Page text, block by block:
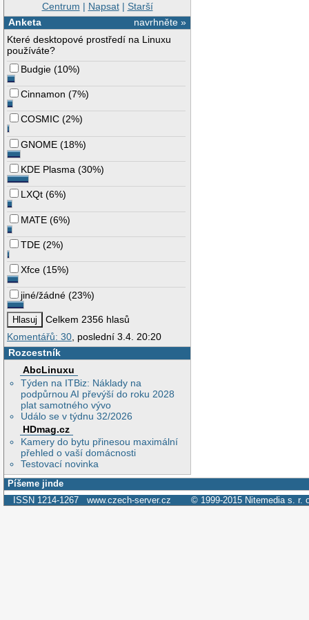
Centrum | Napsat| Starší
navrhněte »
Anketa
Které desktopové prostředí na Linuxu
používáte?
Budgie (10%)
Cinnamon (7%)
COSMIC (2%)
GNOME (18%)
KDE Plasma (30%)
LXQt (6%)
MATE (6%)
TDE (2%)
Xfce (15%)
jiné/žádné (23%)
Celkem 2356 hlasů
Komentářů: 30, poslední 3.4. 20:20
Rozcestník
AbcLinuxu
Týden na ITBiz: Náklady na
podpůrnou AI převýší do roku 2028
plat samotného vývo
Událo se v týdnu 32/2026
HDmag.cz
Kamery do bytu přinesou maximální
přehled o vaší domácnosti
Testovací novinka
Píšeme jinde
ISSN 1214-1267 www.czech-server.cz © 1999-2015 Nitemedia s. r.